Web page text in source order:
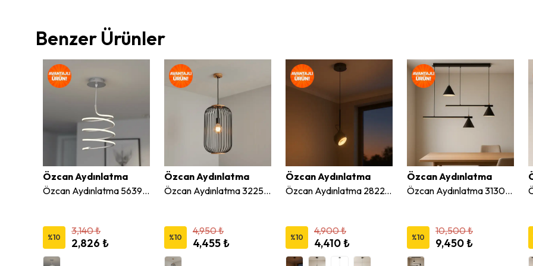
Benzer Ürünler
Özcan Aydınlatma
Özcan Aydınlatma 5639-2A Spring Dekoratif Led Sarkıt Avize
%10
3,140 ₺
2,826 ₺
Özcan Aydınlatma
Özcan Aydınlatma 3225-3 Yuvarlak Modern Kafes Sarkıt Avize
%10
4,950 ₺
4,455 ₺
Özcan Aydınlatma
Özcan Aydınlatma 2822-1A Tekli Dekoratif Led Sarkıt Avize
%10
4,900 ₺
4,410 ₺
Özcan Aydınlatma
Özcan Aydınlatma 3130-3A 3'lü Metal Çan Sarkıt Avize
%10
10,500 ₺
9,450 ₺